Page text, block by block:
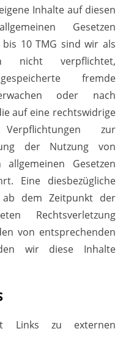
Inhalte auf diesen
Gesetzen
10 TMG sind wir als
nicht verpflichtet,
fremde
oder nach
auf eine rechtswidrige
zur
der Nutzung von
Gesetzen
Eine diesbezügliche
dem Zeitpunkt der
Rechtsverletzung
von entsprechenden
wir diese Inhalte
Links zu externen